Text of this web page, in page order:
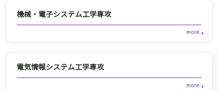
機械・電子システム工学専攻
電気情報システム工学専攻